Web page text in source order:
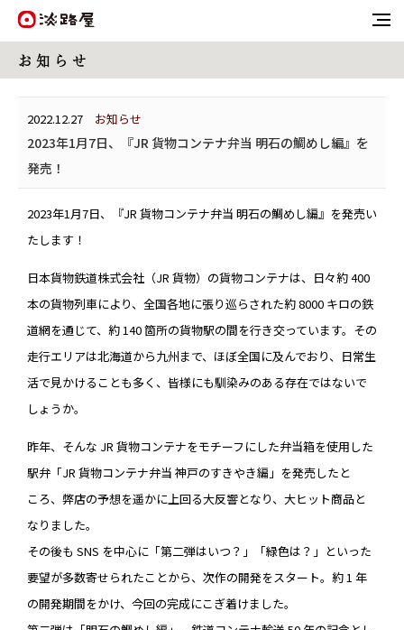
お 知 ら せ
2022.12.27 お知らせ
2023年1月7日、『JR 貨物コンテナ弁当 明石の鯛めし編』を
発売！
2023年1月7日、『JR 貨物コンテナ弁当 明石の鯛めし編』を発売い
たします！
日本貨物鉄道株式会社（JR 貨物）の貨物コンテナは、日々約 400
本の貨物列車により、全国各地に張り巡らされた約 8000 キロの鉄
道網を通じて、約 140 箇所の貨物駅の間を行き交っています。その
走行エリアは北海道から九州まで、ほぼ全国に及んでおり、日常生
活で見かけることも多く、皆様にも馴染みのある存在ではないで
しょうか。
昨年、そんな JR 貨物コンテナをモチーフにした弁当箱を使用した
駅弁「JR 貨物コンテナ弁当 神戸のすきやき編」を発売したと
ころ、弊店の予想を遥かに上回る大反響となり、大ヒット商品と
なりました。
その後も SNS を中心に「第二弾はいつ？」「緑色は？」といった
要望が多数寄せられたことから、次作の開発をスタート。約 1 年
の開発期間をかけ、今回の完成にこぎ着けました。